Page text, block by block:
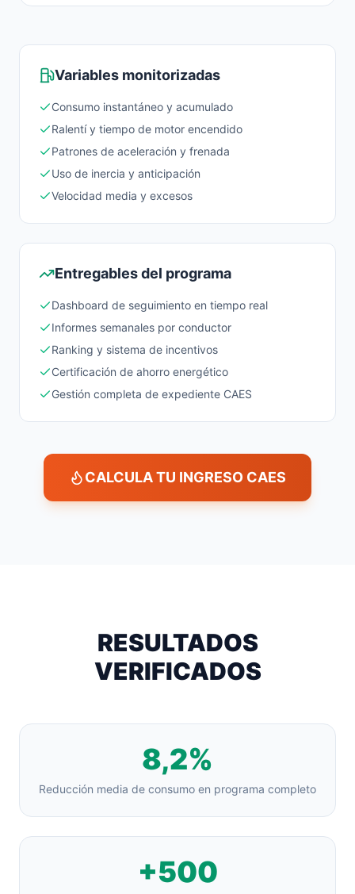
Variables monitorizadas
Consumo instantáneo y acumulado
Ralentí y tiempo de motor encendido
Patrones de aceleración y frenada
Uso de inercia y anticipación
Velocidad media y excesos
Entregables del programa
Dashboard de seguimiento en tiempo real
Informes semanales por conductor
Ranking y sistema de incentivos
Certificación de ahorro energético
Gestión completa de expediente CAES
CALCULA TU INGRESO CAES
RESULTADOS
VERIFICADOS
8,2%
Reducción media de consumo en programa completo
+500